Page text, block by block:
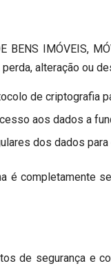
BENS
alteração ou
de criptografia
aos dados a
dos dados
é completamente
de segurança e